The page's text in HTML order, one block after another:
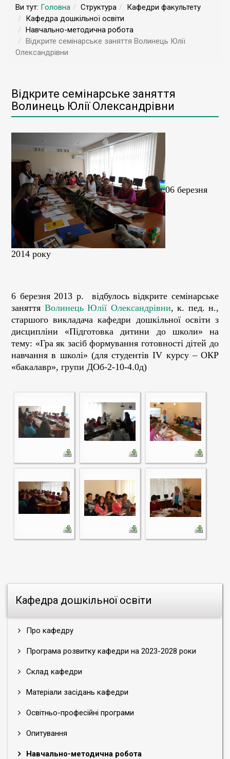
Ви тут: Головна Структура
Кафедри факультету
Кафедра дошкільної освіти
Навчально-методична робота
Відкрите семінарське заняття Волинець Юлії
Олександрівни
Кафедра дошкільної освіти
Про кафедру
Програма розвитку кафедри на 2023-2028 роки
Склад кафедри
Матеріали засідань кафедри
Освітньо-професійні програми
Опитування
Навчально-методична робота
Відкрите семінарське заняття
Волинець Юлії Олександрівни
06 березня
2014 року
6 березня 2013 р. відбулось відкрите семінарське
заняття Волинець Юлії Олександрівни, к. пед. н.,
старшого викладача кафедри дошкільної освіти з
дисципліни «Підготовка дитини до школи» на
тему: «Гра як засіб формування готовності дітей до
навчання в школі» (для студентів IV курсу – ОКР
«бакалавр», групи ДОб-2-10-4.0д)